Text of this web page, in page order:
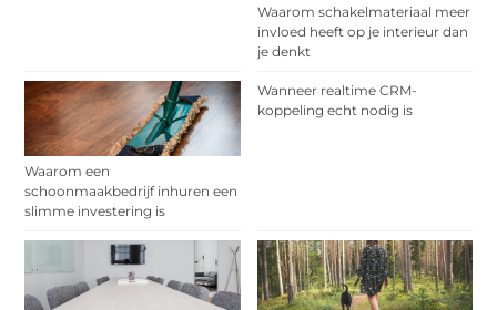
Waarom schakelmateriaal meer
invloed heeft op je interieur dan
je denkt
Waarom een
schoonmaakbedrijf inhuren een
slimme investering is
Wanneer realtime CRM-
koppeling echt nodig is